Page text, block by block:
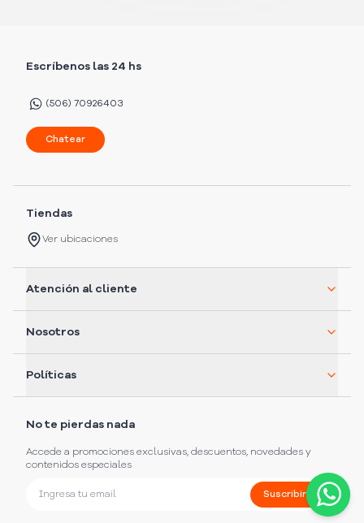
Escríbenos las 24 hs
(506) 70926403
Chatear
Tiendas
Ver ubicaciones
Atención al cliente
Nosotros
Políticas
No te pierdas nada
Accede a promociones exclusivas, descuentos, novedades y
contenidos especiales
Suscribirme